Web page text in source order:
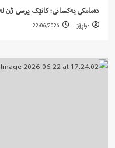
دەمامکی یەکسانی: کاتێک پرسی ژن لە
دواڕۆژ 22/06/2026